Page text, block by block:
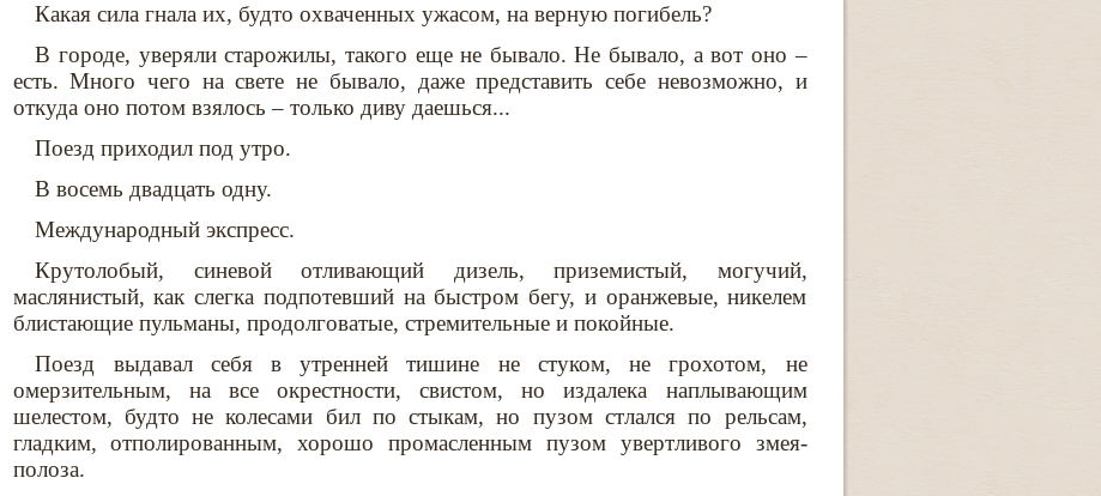
Какая сила гнала их, будто охваченных ужасом, на верную погибель?
В городе, уверяли старожилы, такого еще не бывало. Не бывало, а вот оно –
есть. Много чего на свете не бывало, даже представить себе невозможно, и
откуда оно потом взялось – только диву даешься...
Поезд приходил под утро.
В восемь двадцать одну.
Международный экспресс.
Крутолобый, синевой отливающий дизель, приземистый, могучий,
маслянистый, как слегка подпотевший на быстром бегу, и оранжевые, никелем
блистающие пульманы, продолговатые, стремительные и покойные.
Поезд выдавал себя в утренней тишине не стуком, не грохотом, не
омерзительным, на все окрестности, свистом, но издалека наплывающим
шелестом, будто не колесами бил по стыкам, но пузом стлался по рельсам,
гладким, отполированным, хорошо промасленным пузом увертливого змея-
полоза.